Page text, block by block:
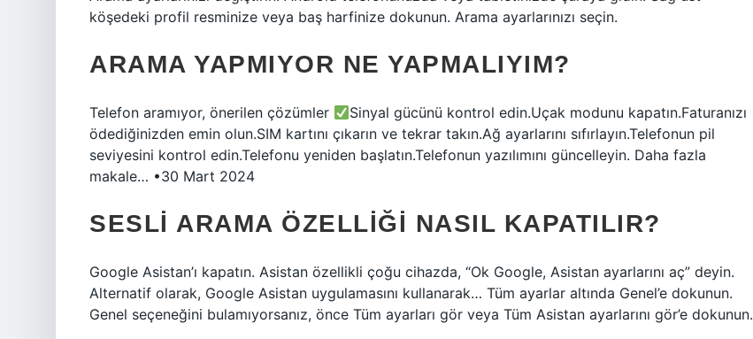
köşedeki profil resminize veya baş harfinize dokunun. Arama ayarlarınızı seçin.
ARAMA YAPMIYOR NE YAPMALIYIM?
Telefon aramıyor, önerilen çözümler
Sinyal gücünü kontrol edin.Uçak modunu kapatın.Faturanızı
ödediğinizden emin olun.SIM kartını çıkarın ve tekrar takın.Ağ ayarlarını sıfırlayın.Telefonun pil
seviyesini kontrol edin.Telefonu yeniden başlatın.Telefonun yazılımını güncelleyin. Daha fazla
makale… •30 Mart 2024
SESLI ARAMA ÖZELLIĞI NASIL KAPATILIR?
Google Asistan’ı kapatın. Asistan özellikli çoğu cihazda, “Ok Google, Asistan ayarlarını aç” deyin.
Alternatif olarak, Google Asistan uygulamasını kullanarak… Tüm ayarlar altında Genel’e dokunun.
Genel seçeneğini bulamıyorsanız, önce Tüm ayarları gör veya Tüm Asistan ayarlarını gör’e dokunun.